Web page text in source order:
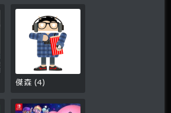
傑森(4)